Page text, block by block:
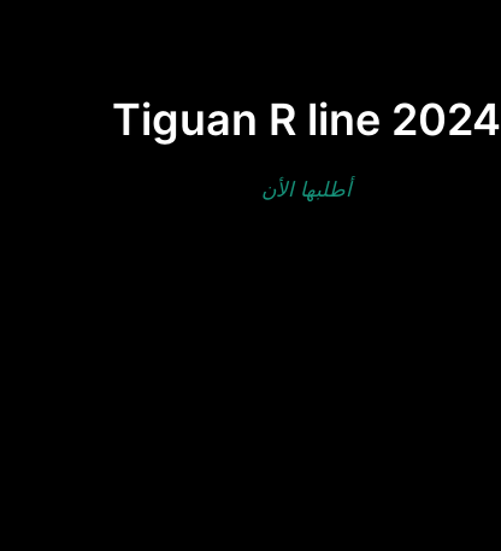
Tiguan R line 2024
أطلبها الأن